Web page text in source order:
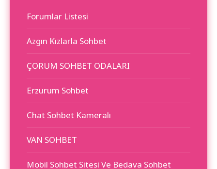
Forumlar Listesi
Azgın Kızlarla Sohbet
ÇORUM SOHBET ODALARI
Erzurum Sohbet
Chat Sohbet Kameralı
VAN SOHBET
Mobil Sohbet Sitesi Ve Bedava Sohbet